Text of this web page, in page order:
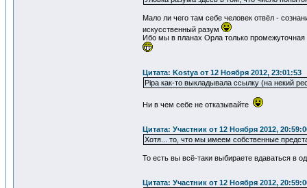
Мало ли чего там себе человек отвёл -
искусственный разум
Ибо мы в планах Орла только промежуточная
Цитата: Kostya от 12 Ноября 2012, 23:01:53
Pipa как-то выкладывала ссылку (на некий
Ни в чем себе не отказывайте
Цитата: Участник от 12 Ноября 2012,
Хотя... то, что мы имеем собственные
То есть вы всё-таки выбираете вдаваться в
Цитата: Участник от 12 Ноября 2012,